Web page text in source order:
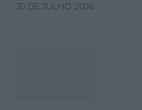
30 DE JULHO, 2026